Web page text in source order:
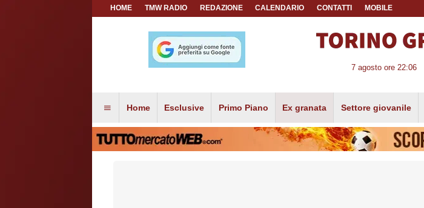
HOME TMW RADIO REDAZIONE CALENDARIO CONTATTI MOBILE
7 agosto ore 22:06
Home Esclusive Primo Piano Ex granata Settore giovanile